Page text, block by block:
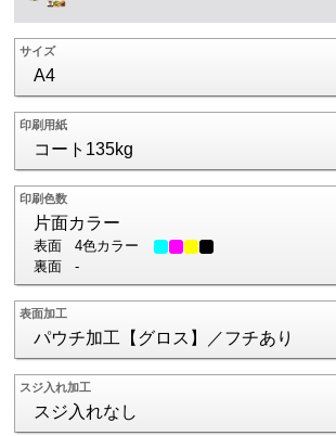
サイズ
A4
印刷用紙
コート135kg
印刷色数
片面カラー
表面
4色カラー
裏面
-
表面加工
パウチ加工【グロス】／フチあり
スジ入れ加工
スジ入れなし